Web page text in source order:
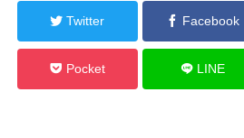
Twitter Facebook
Pocket LINE